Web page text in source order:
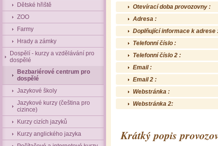
Dětské hřiště
ZOO
Farmy
Hrady a zámky
Dospělí - kurzy a vzdělávání pro
dospělé
Bezbariérové centrum pro
dospělé
Jazykové školy
Jazykové kurzy (čeština pro
cizince)
Kurzy cizích jazyků
Kurzy anglického jazyka
Otevírací doba provozovny :
Adresa :
Doplňující informace k adrese
Telefonní číslo :
Telefonní číslo 2 :
Email :
Email 2 :
Webstránka :
Webstránka 2:
Krátký popis